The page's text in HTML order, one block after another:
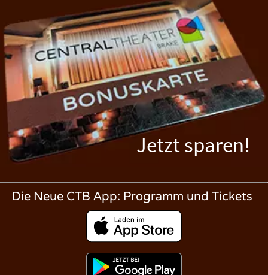
Jetzt sparen!
Die Neue CTB App: Programm und Tickets